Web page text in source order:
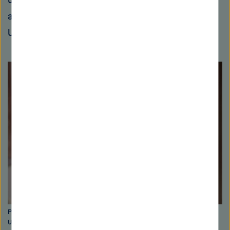
anerkannten Alleinstellungsmerkmalen des
UFZ.
Prof. Dr. Sigrun Kabisch leitet das Department Stadt- und
Umweltsoziologie am Helmholtz-Zentrum für Umweltforschung -